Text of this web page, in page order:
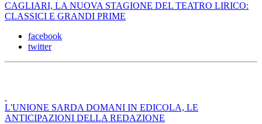
CAGLIARI, LA NUOVA STAGIONE DEL TEATRO LIRICO:
CLASSICI E GRANDI PRIME
facebook
twitter
L'UNIONE SARDA DOMANI IN EDICOLA, LE
ANTICIPAZIONI DELLA REDAZIONE